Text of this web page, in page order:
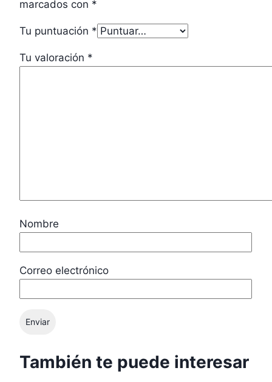
marcados con *
Tu puntuación *
Tu valoración *
Nombre
Correo electrónico
También te puede interesar